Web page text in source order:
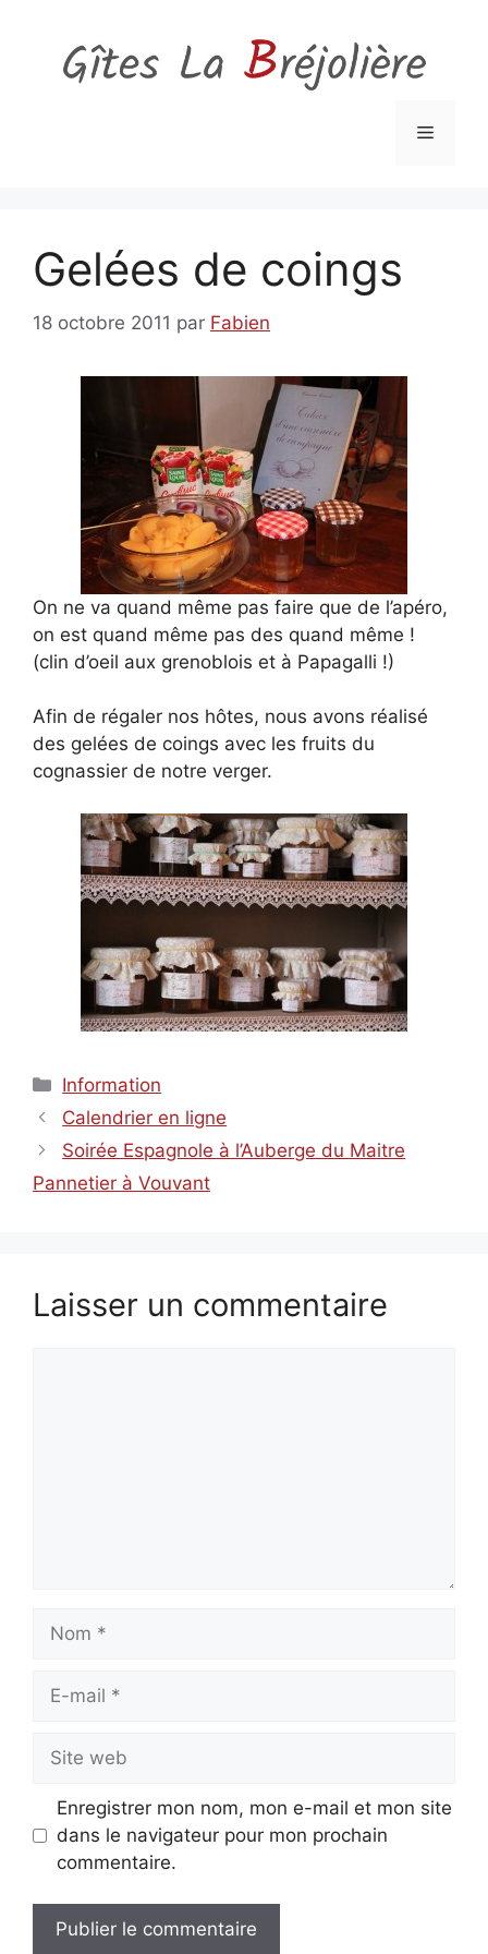
contenu
Menu
Gelées de coings
18 octobre 2011 par Fabien
On ne va quand même pas faire que de l’apéro,
on est quand même pas des quand même !
(clin d’oeil aux grenoblois et à Papagalli !)
Afin de régaler nos hôtes, nous avons réalisé
des gelées de coings avec les fruits du
cognassier de notre verger.
Catégories
Information
Calendrier en ligne
Soirée Espagnole à l’Auberge du Maitre
Pannetier à Vouvant
Laisser un commentaire
mail
web
Enregistrer mon nom, mon e-mail et mon site
dans le navigateur pour mon prochain
commentaire.